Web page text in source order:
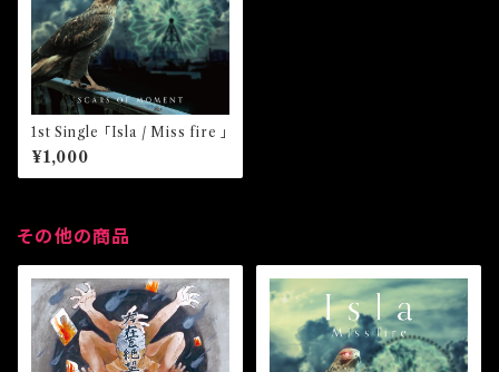
1st Single 「Isla / Miss fire 」
¥1,000
その他の商品